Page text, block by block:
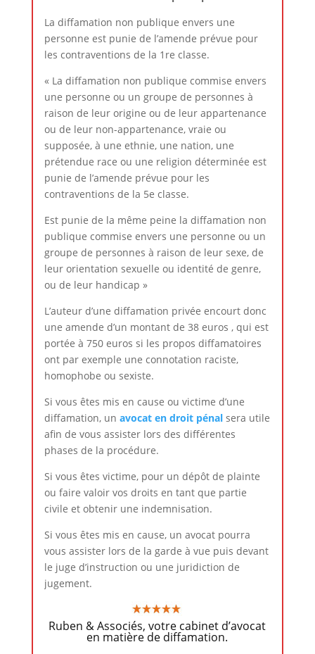
La diffamation non publique envers une
personne est punie de l’amende prévue pour
les contraventions de la 1re classe.
« La diffamation non publique commise envers
une personne ou un groupe de personnes à
raison de leur origine ou de leur appartenance
ou de leur non-appartenance, vraie ou
supposée, à une ethnie, une nation, une
prétendue race ou une religion déterminée est
punie de l’amende prévue pour les
contraventions de la 5e classe.
Est punie de la même peine la diffamation non
publique commise envers une personne ou un
groupe de personnes à raison de leur sexe, de
leur orientation sexuelle ou identité de genre,
ou de leur handicap »
L’auteur d’une diffamation privée encourt donc
une amende d’un montant de 38 euros , qui est
portée à 750 euros si les propos diffamatoires
ont par exemple une connotation raciste,
homophobe ou sexiste.
Si vous êtes mis en cause ou victime d’une
diffamation, un avocat en droit pénalsera utile
afin de vous assister lors des différentes
phases de la procédure.
Si vous êtes victime, pour un dépôt de plainte
ou faire valoir vos droits en tant que partie
civile et obtenir une indemnisation.
Si vous êtes mis en cause, un avocat pourra
vous assister lors de la garde à vue puis devant
le juge d’instruction ou une juridiction de
jugement.
Ruben & Associés, votre cabinet d’avocat
en matière de diffamation.